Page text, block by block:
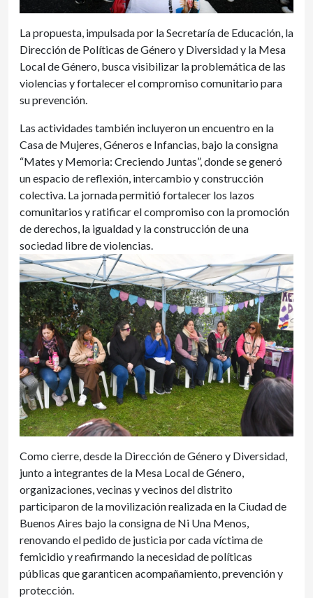
La propuesta, impulsada por la Secretaría de Educación, la
Dirección de Políticas de Género y Diversidad y la Mesa
Local de Género, busca visibilizar la problemática de las
violencias y fortalecer el compromiso comunitario para
su prevención.
Las actividades también incluyeron un encuentro en la
Casa de Mujeres, Géneros e Infancias, bajo la consigna
“Mates y Memoria: Creciendo Juntas”, donde se generó
un espacio de reflexión, intercambio y construcción
colectiva. La jornada permitió fortalecer los lazos
comunitarios y ratificar el compromiso con la promoción
de derechos, la igualdad y la construcción de una
sociedad libre de violencias.
Como cierre, desde la Dirección de Género y Diversidad,
junto a integrantes de la Mesa Local de Género,
organizaciones, vecinas y vecinos del distrito
participaron de la movilización realizada en la Ciudad de
Buenos Aires bajo la consigna de Ni Una Menos,
renovando el pedido de justicia por cada víctima de
femicidio y reafirmando la necesidad de políticas
públicas que garanticen acompañamiento, prevención y
protección.